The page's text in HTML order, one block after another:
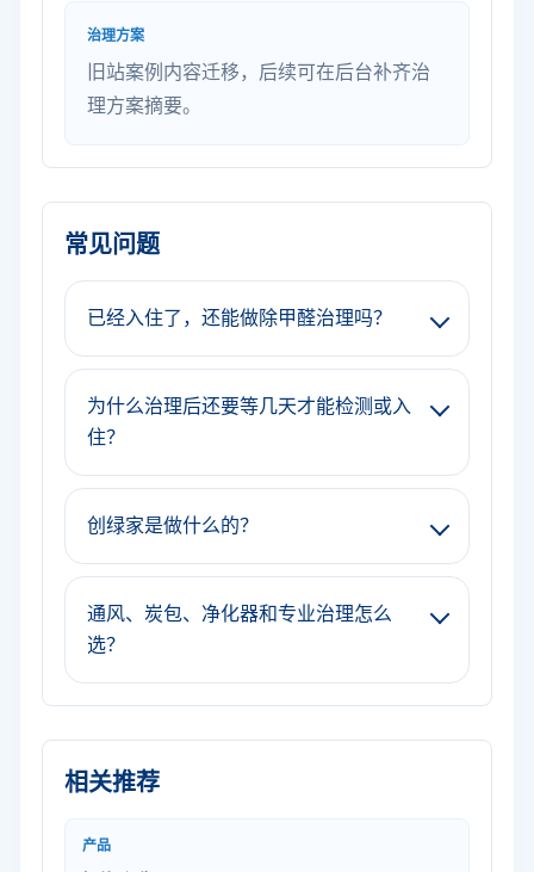
治理方案
旧站案例内容迁移，后续可在后台补齐治
理方案摘要。
常见问题
已经入住了，还能做除甲醛治理吗？
为什么治理后还要等几天才能检测或入
住？
创绿家是做什么的？
通风、炭包、净化器和专业治理怎么
选？
相关推荐
产品